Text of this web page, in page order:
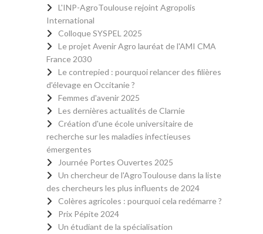
L'INP-AgroToulouse rejoint Agropolis
International
Colloque SYSPEL 2025
Le projet Avenir Agro lauréat de l'AMI CMA
France 2030
Le contrepied : pourquoi relancer des filières
d'élevage en Occitanie ?
Femmes d'avenir 2025
Les dernières actualités de Clarnie
Création d'une école universitaire de
recherche sur les maladies infectieuses
émergentes
Journée Portes Ouvertes 2025
Un chercheur de l'AgroToulouse dans la liste
des chercheurs les plus influents de 2024
Colères agricoles : pourquoi cela redémarre ?
Prix Pépite 2024
Un étudiant de la spécialisation